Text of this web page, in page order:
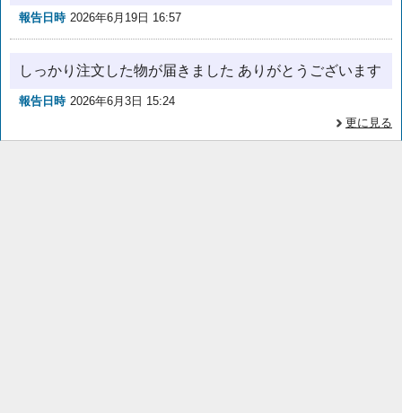
報告日時 2026年6月19日 16:57
しっかり注文した物が届きました ありがとうございます
報告日時 2026年6月3日 15:24
更に見る